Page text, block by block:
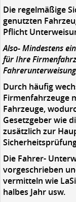
Die regelmäßige
genutzten
Pflicht
Also- Mindestens
für Ihre
Durch häufig
Firmenfahrzeuge
Fahrzeuge,
Gesetzgeber wie
zusätzlich zur
Die Fahrer-
vorgeschrieben
vermitteln wie
halbes Jahr usw.